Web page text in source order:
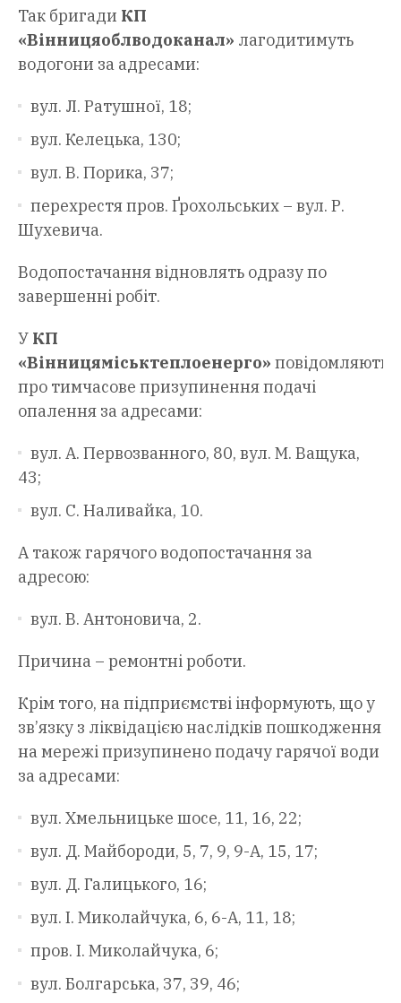
Так бригади КП
«Вінницяоблводоканал» лагодитимуть
водогони за адресами:
вул. Л. Ратушної, 18;
вул. Келецька, 130;
вул. В. Порика, 37;
перехрестя пров. Ґрохольських – вул. Р.
Шухевича.
Водопостачання відновлять одразу по
завершенні робіт.
У КП
«Вінницяміськтеплоенерго» повідомляють
про тимчасове призупинення подачі
опалення за адресами:
вул. А. Первозванного, 80, вул. М. Ващука,
43;
вул. С. Наливайка, 10.
А також гарячого водопостачання за
адресою:
вул. В. Антоновича, 2.
Причина – ремонтні роботи.
Крім того, на підприємстві інформують, що у
зв’язку з ліквідацією наслідків пошкодження
на мережі призупинено подачу гарячої води
за адресами:
вул. Хмельницьке шосе, 11, 16, 22;
вул. Д. Майбороди, 5, 7, 9, 9-А, 15, 17;
вул. Д. Галицького, 16;
вул. І. Миколайчука, 6, 6-А, 11, 18;
пров. І. Миколайчука, 6;
вул. Болгарська, 37, 39, 46;